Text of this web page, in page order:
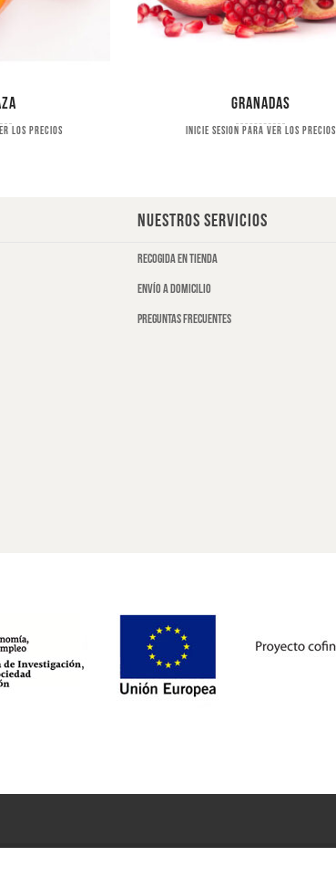
los precios
Granadas
Inicie sesion para ver los precios
NUESTROS SERVICIOS
Recogida en tienda
Envío a domicilio
Preguntas frecuentes